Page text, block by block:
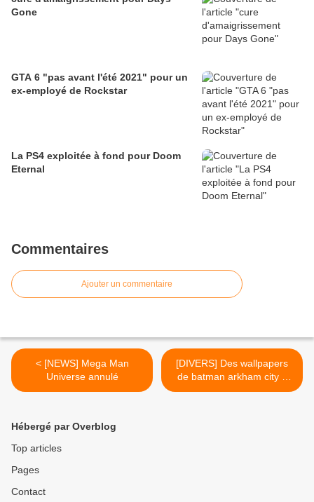
Gone
GTA 6 "pas avant l'été 2021" pour un
ex-employé de Rockstar
La PS4 exploitée à fond pour Doom
Eternal
Commentaires
Ajouter un commentaire
< [NEWS] Mega Man
Universe annulé
[DIVERS] Des wallpapers
de batman arkham city à
télécharger >
Hébergé par Overblog
Top articles
Pages
Contact